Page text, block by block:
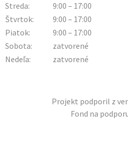
Streda:
9:00 – 17:00
Štvrtok:
9:00 – 17:00
Piatok:
9:00 – 17:00
Sobota:
zatvorené
Nedeľa:
zatvorené
Projekt podporil z
Fond na